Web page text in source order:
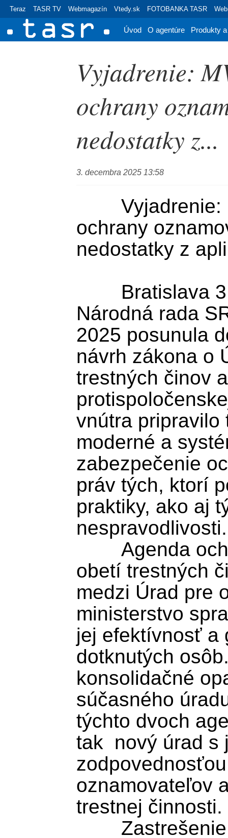
Teraz TASR TV Webmagazín Vtedy.sk FOTOBANKA TASR
Úvod O agentúre Produkty
Vyjadrenie:
ochrany
nedostatky z...
3. decembra 2025 13:58
ochrany
nedostatky z
Národná rada
2025 posunula
návrh zákona o
trestných činov
vnútra pripravilo
moderné a
zabezpečenie
práv tých, ktorí
praktiky, ako aj
nespravodlivosti.
obetí trestných
medzi Úrad pre
ministerstvo
jej efektívnosť a
dotknutých
konsolidačné
súčasného
týchto dvoch
tak  nový úrad s
oznamovateľov
trestnej činnosti.